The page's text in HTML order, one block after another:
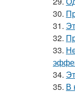
30.
31.
32.
33.
34.
35. В